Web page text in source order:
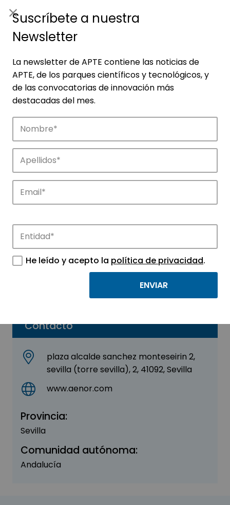
Empresas
Descubre las empresas que impulsan la
innovación en los parques de APTE.
Contacto
plaza alcalde sanchez monteseirin 2,
sevilla (torre sevilla), 2, 41092, Sevilla
www.aenor.com
Provincia:
Sevilla
Comunidad autónoma:
Andalucía
AENOR
INGENIERIA, CONSULTORIA Y ASESORIA
Sevilla TechPark
Suscríbete a nuestra
Newsletter
La newsletter de APTE contiene las noticias de
APTE, de los parques científicos y tecnológicos, y
de las convocatorias de innovación más
destacadas del mes.
He leído y acepto la política de privacidad.